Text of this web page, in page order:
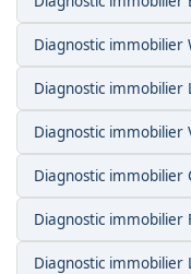
Diagnostic immobilier
Diagnostic immobilier
Diagnostic immobilier
Diagnostic immobilier
Diagnostic immobilier
Diagnostic immobilier